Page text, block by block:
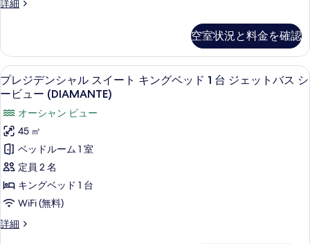
て
真
を
表
示
す
る
の
ル
ー
ム
(1
名
様
利
用)
シ
ー
ビ
ュ
詳細
ッ
ク
ダ
ル
ー
ム
(1
名
利
用)
ー
空室状況と料金を確認
プ
レ
ジ
デ
ン
シ
ャ
ル
ス
9
プレジデンシャル スイート キングベッド 1 台 ジェットバス シ
ービュー (DIAMANTE)
オーシャン ビュー
45 ㎡
ベッドルーム 1 室
定員 2 名
キングベッド 1 台
WiFi (無料)
詳細
プ